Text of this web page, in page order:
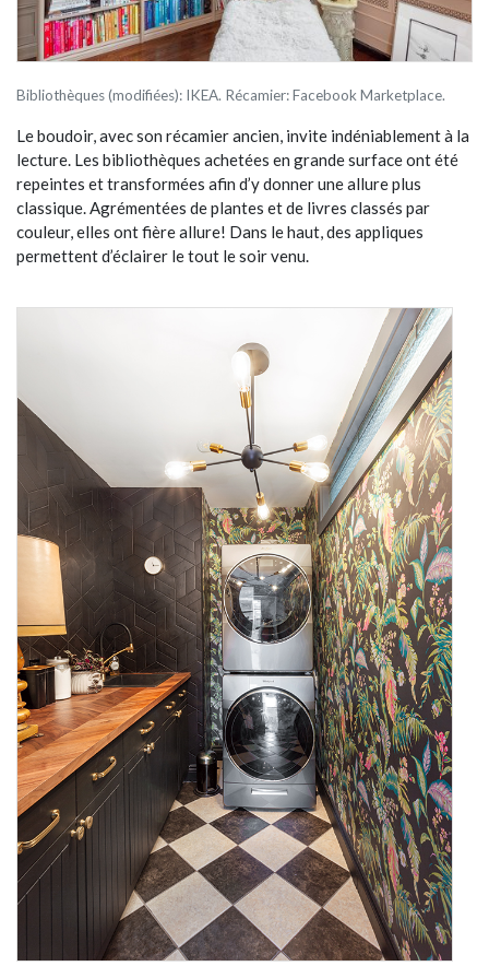
Bibliothèques (modifiées): IKEA. Récamier: Facebook Marketplace.
Le boudoir, avec son récamier ancien, invite indéniablement à la
lecture. Les bibliothèques achetées en grande surface ont été
repeintes et transformées afin d’y donner une allure plus
classique. Agrémentées de plantes et de livres classés par
couleur, elles ont fière allure! Dans le haut, des appliques
permettent d’éclairer le tout le soir venu.